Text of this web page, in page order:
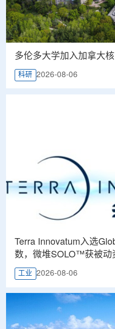
多伦多大学加入加拿大
科研 2026-08-06
Terra Innovatum入选
数，微堆SOLO™获被动
工业 2026-08-06